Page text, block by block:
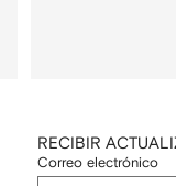
RECIBIR
Correo electrónico